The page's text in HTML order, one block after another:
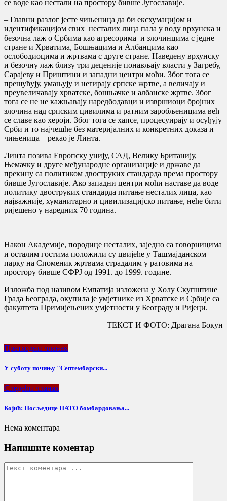
се воде као нестали на простору бивше Југославије.
– Главни разлог јесте чињеница да би ексхумацијом и
идентификацијом свих несталих лица пала у воду врхунска и
безочна лаж о Србима као агресорима и злочинцима с једне
стране и Хрватима, Бошњацима и Албанцима као
ослободиоцима и жртвама с друге стране. Наведену врхунску
и безочну лаж близу три деценије понављају власти у Загребу,
Сарајеву и Приштини и западни центри моћи. Због тога се
прешућују, умањују и негирају српске жртве, а величају и
преувеличавају хрватске, бошњачке и албанске жртве. Због
тога се не не кажњавају наредбодавци и извршиоци бројних
злочина над српским цивилима и ратним заробљеницима већ
се славе као хероји. Због тога се хапсе, процесуирају и осуђују
Срби и то најчешће без материјалних и конкретних доказа и
чињеница – рекао је Линта.
Линта позива Европску унију, САД, Велику Британију,
Њемачку и друге међународне организације и државе да
прекину са политиком двоструких стандарда према простору
бивше Југославије. Ако западни центри моћи наставе да воде
политику двоструких стандарда питање несталих лица, као
најважније, хуманитарно и цивилизацијско питање, неће бити
ријешено у наредних 70 година.
Након Академије, породице несталих, заједно са говорницима
и осталим гостима положили су цвијеће у Ташмајданском
парку на Споменик жртвама страдалим у ратовима на
простору бивше СФРЈ од 1991. до 1999. године.
Изложба под називом Емпатија изложена у Холу Скупштине
Града Београда, окупила је умјетнике из Хрватске и Србије са
факултета Примијењених умјетности у Београду и Ријеци.
ТЕКСТ И ФОТО: Драгана Бокун
Претходни чланак
У суботу почињу "Септембарски...
Следећи чланак
Којић: Посљедице НАТО бомбардовања...
Нема коментара
Напишите коментар